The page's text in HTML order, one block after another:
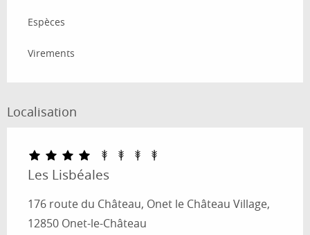
Espèces
Virements
Localisation
Les Lisbéales
176 route du Château, Onet le Château Village,
12850 Onet-le-Château